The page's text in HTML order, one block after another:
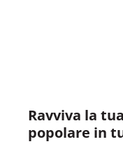
Ravviva la
popolare in